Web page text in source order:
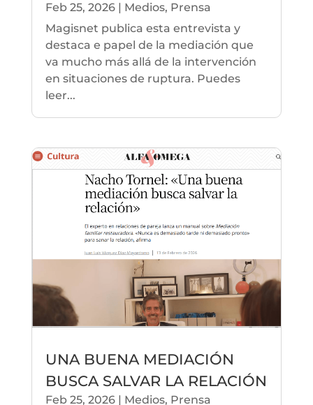
Feb 25, 2026| Medios, Prensa
Magisnet publica esta entrevista y
destaca e papel de la mediación que
va mucho más allá de la intervención
en situaciones de ruptura. Puedes
leer...
UNA BUENA MEDIACIÓN
BUSCA SALVAR LA RELACIÓN
Feb 25, 2026| Medios, Prensa